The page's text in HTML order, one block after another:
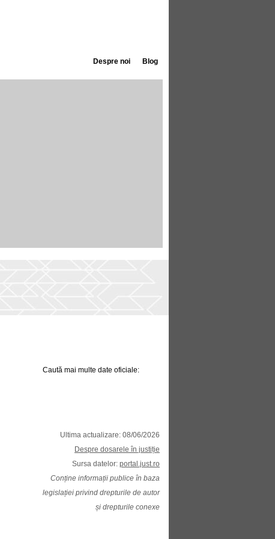
Blog
Despre noi
Caută mai multe date oficiale:
Ultima actualizare: 08/06/2026
Despre dosarele în justiție
Sursa datelor: portal.just.ro
Conține informații publice în baza
legislației privind drepturile de autor
și drepturile conexe